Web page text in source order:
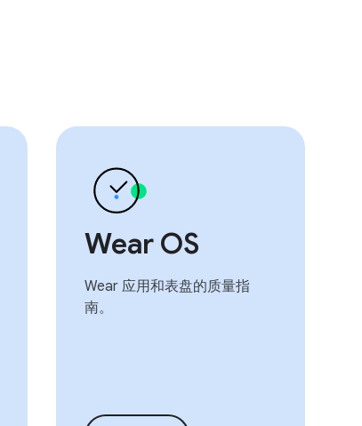
Wear OS
Wear 应用和表盘的质量指
南。